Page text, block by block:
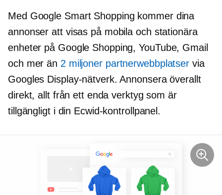
Med Google Smart Shopping kommer dina
annonser att visas på mobila och stationära
enheter på Google Shopping, YouTube, Gmail
och mer än 2 miljoner partnerwebbplatser via
Googles Display-nätverk. Annonsera överallt
direkt, allt från ett enda verktyg som är
tillgängligt i din Ecwid-kontrollpanel.